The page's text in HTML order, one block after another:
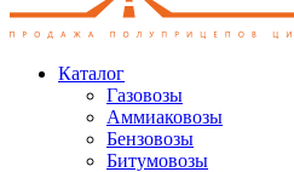
Каталог
Газовозы
Аммиаковозы
Бензовозы
Битумовозы